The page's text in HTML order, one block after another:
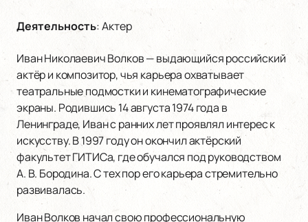
Деятельность:Актер
Иван Николаевич Волков — выдающийся российский
актёр и композитор, чья карьера охватывает
театральные подмостки и кинематографические
экраны. Родившись 14 августа 1974 года в
Ленинграде, Иван с ранних лет проявлял интерес к
искусству. В 1997 году он окончил актёрский
факультет ГИТИСа, где обучался под руководством
А. В. Бородина. С тех пор его карьера стремительно
развивалась.
Иван Волков начал свою профессиональную